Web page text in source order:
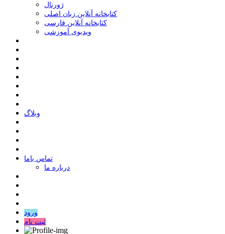
ﮊﻭﺭﻧﺎﻝ
کتابخانه آنلاین زبان اصلی
کتابخانه آنلاین فارسی
ویدیوی آموزشی
وبلاگ
ﺗﻤﺎﺱ ﺑﺎﻣﺎ
درباره ما
ورود
ثبت نام